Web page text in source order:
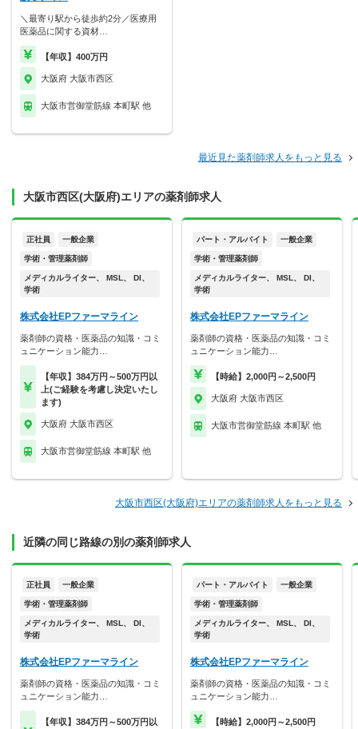
＼最寄り駅から徒歩約2分／医療用
医薬品に関する資材…
【年収】400万円
大阪府 大阪市西区
大阪市営御堂筋線 本町駅 他
最近見た薬剤師求人をもっと見る
大阪市西区(大阪府)エリアの薬剤師求人
正社員 一般企業
学術・管理薬剤師
メディカルライター、 MSL、 DI、
学術
株式会社EPファーマライン
薬剤師の資格・医薬品の知識・コミ
ュニケーション能力…
【年収】384万円～500万円以
上(ご経験を考慮し決定いたし
ます)
大阪府 大阪市西区
大阪市営御堂筋線 本町駅 他
パート・アルバイト 一般企業
学術・管理薬剤師
メディカルライター、 MSL、 DI、
学術
株式会社EPファーマライン
薬剤師の資格・医薬品の知識・コミ
ュニケーション能力…
【時給】2,000円～2,500円
大阪府 大阪市西区
大阪市営御堂筋線 本町駅 他
大阪市西区(大阪府)エリアの薬剤師求人をもっと見る
近隣の同じ路線の別の薬剤師求人
正社員 一般企業
学術・管理薬剤師
メディカルライター、 MSL、 DI、
学術
株式会社EPファーマライン
薬剤師の資格・医薬品の知識・コミ
ュニケーション能力…
【年収】384万円～500万円以
パート・アルバイト 一般企業
学術・管理薬剤師
メディカルライター、 MSL、 DI、
学術
株式会社EPファーマライン
薬剤師の資格・医薬品の知識・コミ
ュニケーション能力…
【時給】2,000円～2,500円